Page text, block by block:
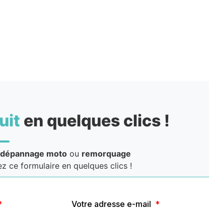
en quelques clics !
dépannage motoou remorquage
ce formulaire en quelques clics !
Votre adresse e-mail